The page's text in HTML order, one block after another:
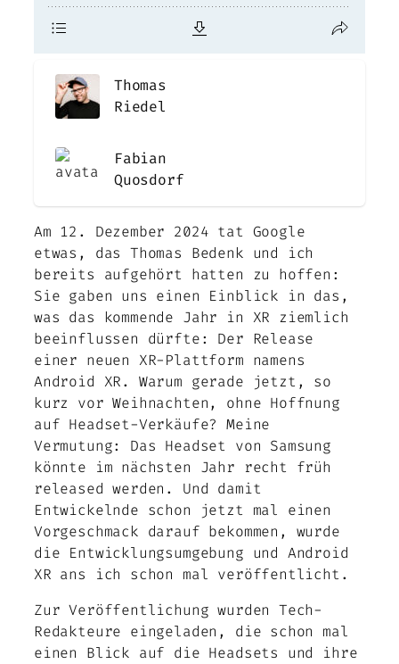
Thomas
Riedel
Fabian
Quosdorf
Am 12. Dezember 2024 tat Google
etwas, das Thomas Bedenk und ich
bereits aufgehört hatten zu hoffen:
Sie gaben uns einen Einblick in das,
was das kommende Jahr in XR ziemlich
beeinflussen dürfte: Der Release
einer neuen XR-Plattform namens
Android XR. Warum gerade jetzt, so
kurz vor Weihnachten, ohne Hoffnung
auf Headset-Verkäufe? Meine
Vermutung: Das Headset von Samsung
könnte im nächsten Jahr recht früh
released werden. Und damit
Entwickelnde schon jetzt mal einen
Vorgeschmack darauf bekommen, wurde
die Entwicklungsumgebung und Android
XR ans ich schon mal veröffentlicht.
Zur Veröffentlichung wurden Tech-
Redakteure eingeladen, die schon mal
einen Blick auf die Headsets und ihre